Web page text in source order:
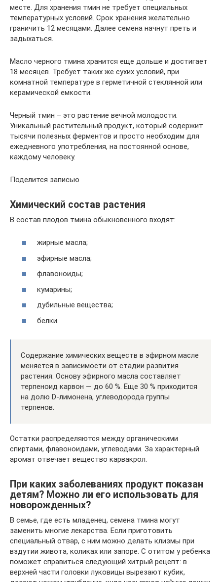
месте. Для хранения тмин не требует специальных
температурных условий. Срок хранения желательно
граничить 12 месяцами. Далее семена начнут преть и
задыхаться.
Масло черного тмина хранится еще дольше и достигает
18 месяцев. Требует таких же сухих условий, при
комнатной температуре в герметичной стеклянной или
керамической емкости.
Черный тмин – это растение вечной молодости.
Уникальный растительный продукт, который содержит
тысячи полезных ферментов и просто необходим для
ежедневного употребления, на постоянной основе,
каждому человеку.
Поделится записью
Химический состав растения
В состав плодов тмина обыкновенного входят:
жирные масла;
эфирные масла;
флавоноиды;
кумарины;
дубильные вещества;
белки.
Содержание химических веществ в эфирном масле
меняется в зависимости от стадии развития
растения. Основу эфирного масла составляет
терпеноид карвон — до 60 %. Еще 30 % приходится
на долю D-лимонена, углеводорода группы
терпенов.
Остатки распределяются между органическими
спиртами, флавоноидами, углеводами. За характерный
аромат отвечает вещество карвакрол.
При каких заболеваниях продукт показан
детям? Можно ли его использовать для
новорожденных?
В семье, где есть младенец, семена тмина могут
заменить многие лекарства. Если приготовить
специальный отвар, с ним можно делать клизмы при
вздутии живота, коликах или запоре. С отитом у ребенка
поможет справиться следующий хитрый рецепт: в
верхней части головки луковицы вырезают кубик,